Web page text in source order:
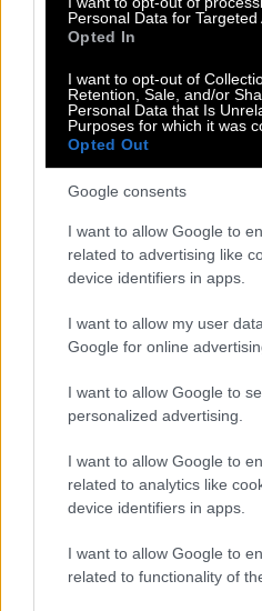
Personal Data for Targeted
Opted In
I want to opt-out of
Retention, Sale, and/or
Personal Data that Is
Purposes for which it was
Opted Out
Google consents
I want to allow Google to
related to advertising like
device identifiers in apps.
I want to allow my user
Google for online
I want to allow Google to
personalized advertising.
I want to allow Google to
related to analytics like
device identifiers in apps.
I want to allow Google to
related to functionality of
σύντροφος
5
πιο γλυκός
κακοποιητικός»
Οι 10+1 ακριβότεροι
ποδοσφαιριστές:
«αγοράζουν
Η Καβάλα του 1987
λίγο πλούσια,